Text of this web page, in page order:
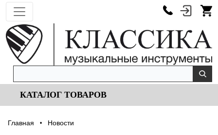
КАТАЛОГ ТОВАРОВ
Главная • Новости